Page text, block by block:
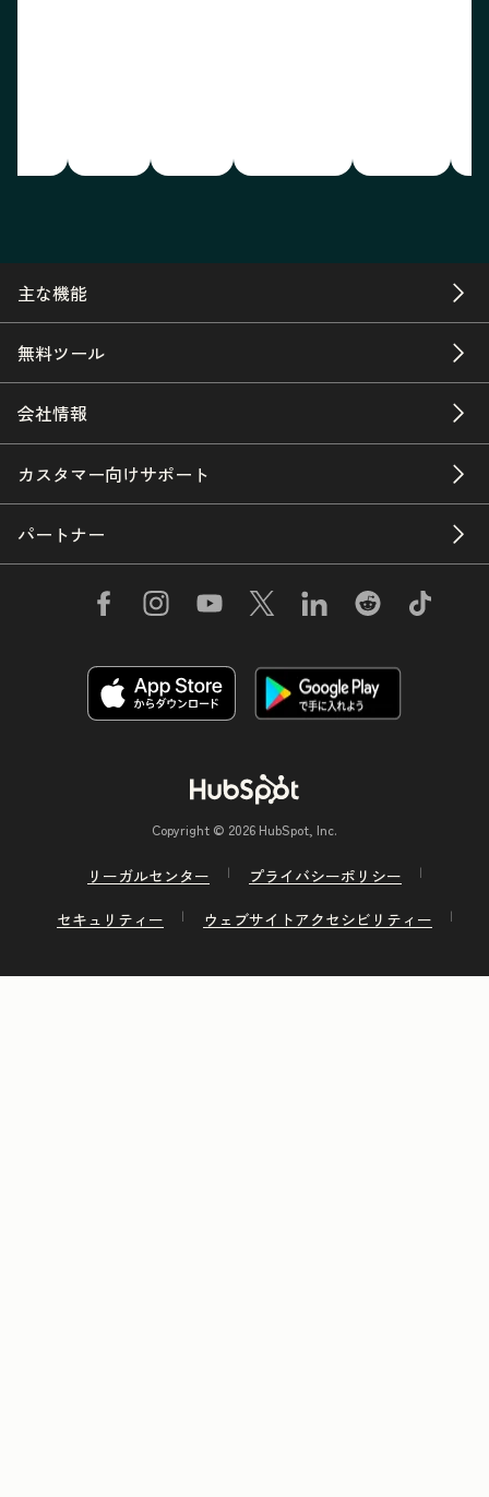
主な機能
無料ツール
会社情報
カスタマー向けサポート
パートナー
Copyright © 2026 HubSpot, Inc.
リーガルセンター
プライバシーポリシー
セキュリティー
ウェブサイトアクセシビリティー